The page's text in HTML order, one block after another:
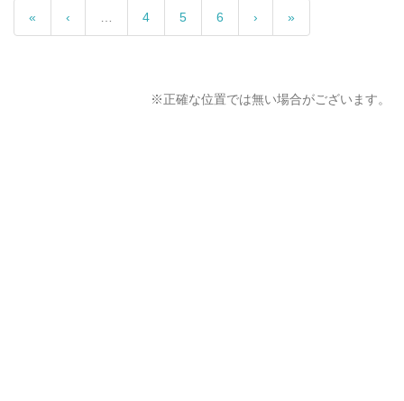
« ‹ 4 5 6 › »
※正確な位置では無い場合がございます。